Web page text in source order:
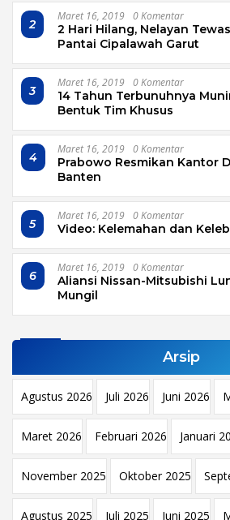
2
Maret 16, 2019 0 Komentar
2 Hari Hilang, Nelayan
Pantai Cipalawah Garut
3
Maret 16, 2019 0 Komentar
14 Tahun Terbunuhnya
Bentuk Tim Khusus
4
Maret 16, 2019 0 Komentar
Prabowo Resmikan Kantor
Banten
5
Maret 16, 2019 0 Komentar
Video: Kelemahan dan
6
Maret 16, 2019 0 Komentar
Aliansi Nissan-Mitsubishi
Mungil
Arsip
Agustus 2026 Juli 2026 Juni 2026
Maret 2026 Februari 2026 Januari
November 2025 Oktober 2025
Agustus 2025 Juli 2025 Juni 2025